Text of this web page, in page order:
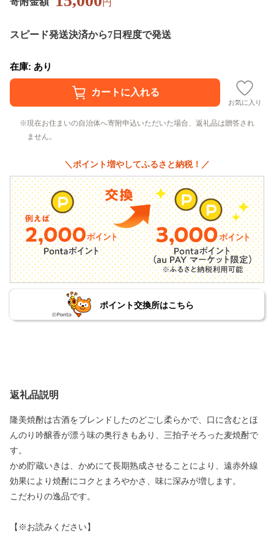
スピード発送決済から7日程度で発送
在庫: あり
お気に入り
現在お住まいの自治体へ寄附申込いただいた場合、返礼品は贈答され
ません。
＼ポイント増やしてふるさと納税！／
ポイント交換所はこちら
返礼品説明
隆美焼酎は古酒をブレンドしたのどごし柔らかで、口に含むとほ
んのり吟醸香が漂う味の奥行きもあり、三拍子そろった麦焼酎で
す。
かめ貯蔵いきは、かめにて長期熟成させることにより、遠赤外線
効果により焼酎にコクとまろやかさ、味に深みが増します。
こだわりの逸品です。
【※お読みください】